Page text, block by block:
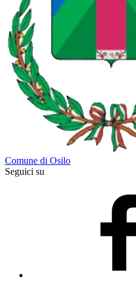
Comune di Osilo
Seguici su